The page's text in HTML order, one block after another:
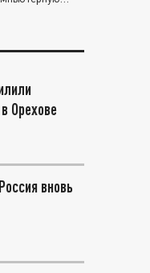
Орехове
вновь